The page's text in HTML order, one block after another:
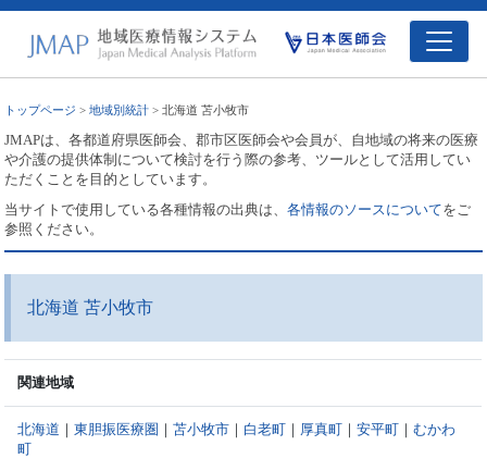
トップページ >地域別統計 > 北海道 苫小牧市
JMAPは、各都道府県医師会、郡市区医師会や会員が、自地域の将来の医療
や介護の提供体制について検討を行う際の参考、ツールとして活用してい
ただくことを目的としています。
当サイトで使用している各種情報の出典は、各情報のソースについてをご
参照ください。
北海道 苫小牧市
関連地域
北海道 ｜東胆振医療圏 ｜苫小牧市 ｜ 白老町 ｜ 厚真町 ｜安平町 ｜むかわ
町